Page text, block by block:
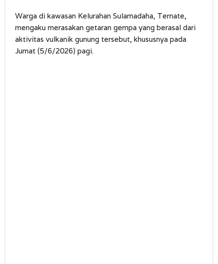
Warga di kawasan Kelurahan Sulamadaha, Ternate,
mengaku merasakan getaran gempa yang berasal dari
aktivitas vulkanik gunung tersebut, khususnya pada
Jumat (5/6/2026) pagi.